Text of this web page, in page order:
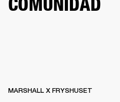
MARSHALL X FRYSHUSET